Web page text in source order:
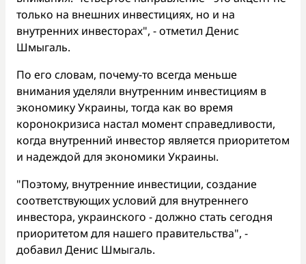
только на внешних инвестициях, но и на
внутренних инвесторах", - отметил Денис
Шмыгаль.
По его словам, почему-то всегда меньше
внимания уделяли внутренним инвестициям в
экономику Украины, тогда как во время
коронокризиса настал момент справедливости,
когда внутренний инвестор является приоритетом
и надеждой для экономики Украины.
"Поэтому, внутренние инвестиции, создание
соответствующих условий для внутреннего
инвестора, украинского - должно стать сегодня
приоритетом для нашего правительства", -
добавил Денис Шмыгаль.